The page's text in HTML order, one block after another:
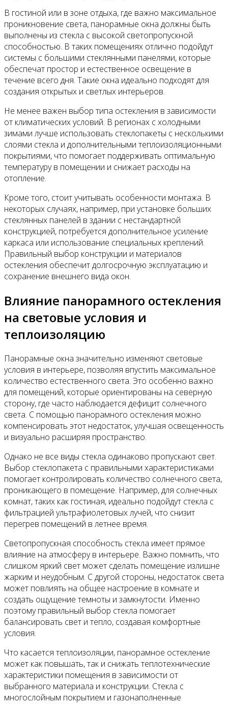
В гостиной или в зоне отдыха, где важно максимальное
проникновение света, панорамные окна должны быть
выполнены из стекла с высокой светопропускной
способностью. В таких помещениях отлично подойдут
системы с большими стеклянными панелями, которые
обеспечат простор и естественное освещение в
течение всего дня. Такие окна идеально подходят для
создания открытых и светлых интерьеров.
Не менее важен выбор типа остекления в зависимости
от климатических условий. В регионах с холодными
зимами лучше использовать стеклопакеты с несколькими
слоями стекла и дополнительными теплоизоляционными
покрытиями, что помогает поддерживать оптимальную
температуру в помещении и снижает расходы на
отопление.
Кроме того, стоит учитывать особенности монтажа. В
некоторых случаях, например, при установке больших
стеклянных панелей в здании с нестандартной
конструкцией, потребуется дополнительное усиление
каркаса или использование специальных креплений.
Правильный выбор конструкции и материалов
остекления обеспечит долгосрочную эксплуатацию и
сохранение внешнего вида окон.
Влияние панорамного остекления
на световые условия и
теплоизоляцию
Панорамные окна значительно изменяют световые
условия в интерьере, позволяя впустить максимальное
количество естественного света. Это особенно важно
для помещений, которые ориентированы на северную
сторону, где часто наблюдается дефицит солнечного
света. С помощью панорамного остекления можно
компенсировать этот недостаток, улучшая освещенность
и визуально расширяя пространство.
Однако не все виды стекла одинаково пропускают свет.
Выбор стеклопакета с правильными характеристиками
помогает контролировать количество солнечного света,
проникающего в помещение. Например, для солнечных
комнат, таких как гостиная, идеально подойдут стекла с
фильтрацией ультрафиолетовых лучей, что снизит
перегрев помещений в летнее время.
Светопропускная способность стекла имеет прямое
влияние на атмосферу в интерьере. Важно помнить, что
слишком яркий свет может сделать помещение излишне
жарким и неудобным. С другой стороны, недостаток света
может повлиять на общее настроение в комнате и
создать ощущение темноты и замкнутости. Именно
поэтому правильный выбор стекла помогает
балансировать свет и тепло, создавая комфортные
условия.
Что касается теплоизоляции, панорамное остекление
может как повышать, так и снижать теплотехнические
характеристики помещения в зависимости от
выбранного материала и конструкции. Стекла с
многослойным покрытием и газонаполненные